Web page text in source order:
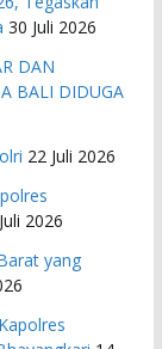
30 Juli 2026
DAN
BALI DIDUGA
22 Juli 2026
2026
yang